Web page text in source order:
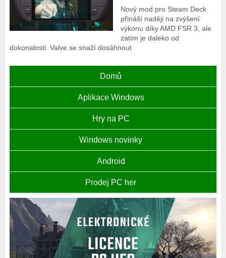
Nový mod pro Steam Deck
přináší naději na zvýšení
výkonu díky AMD FSR 3, ale
zatím je daleko od
dokonalosti. Valve se snaží dosáhnout
Domů
Aplikace Windows
Hry na PC
Windows novinky
Android
Prodej PC her